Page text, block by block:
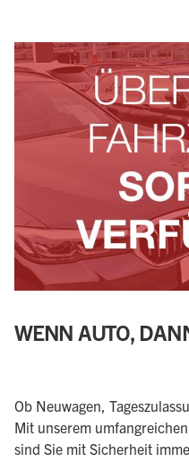
WENN AUTO,
Ob Neuwagen,
Mit unserem
sind Sie mit Sicherheit